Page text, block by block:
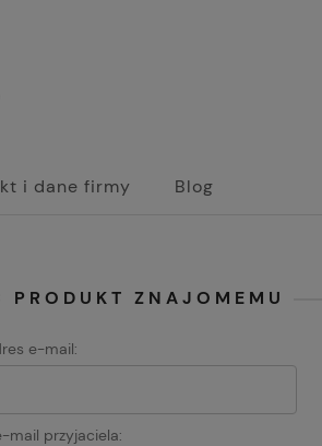
i dane firmy Blog
PRODUKT ZNAJOMEMU
e-mail:
mail przyjaciela: